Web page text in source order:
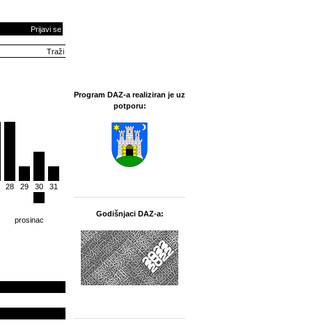
Prijavi se
28 29 30 31
prosinac
Program DAZ-a realiziran je uz
potporu:
Godišnjaci DAZ-a: